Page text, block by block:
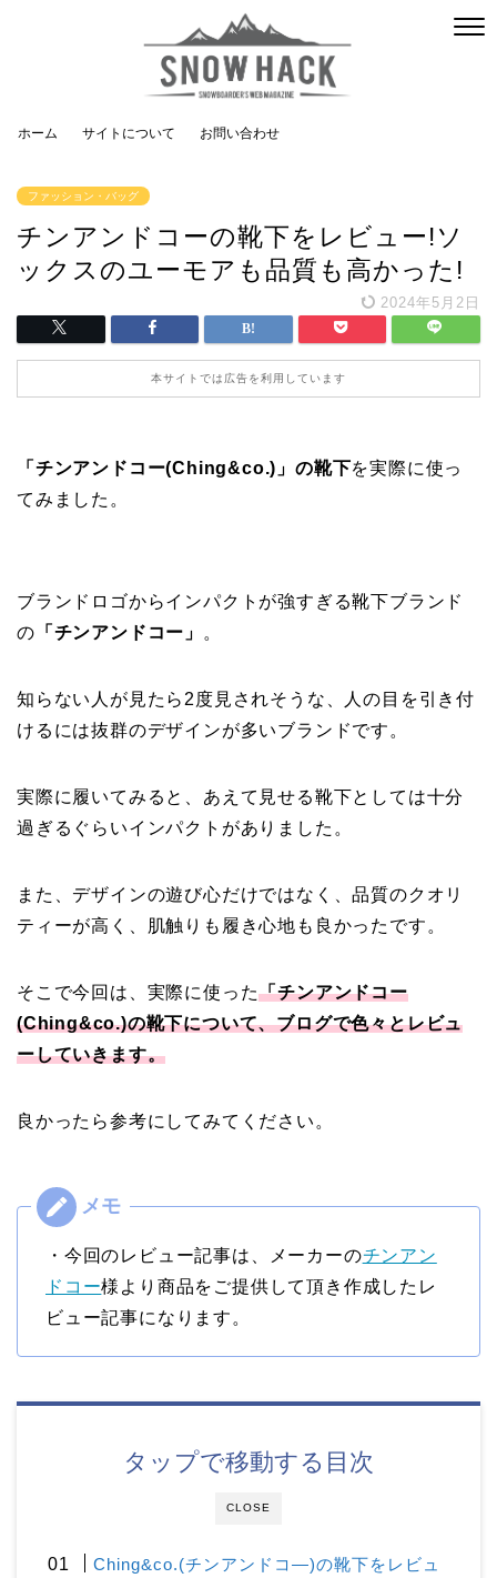
ホーム サイトについて お問い合わせ
ファッション・バッグ
チンアンドコーの靴下をレビュー!ソ
ックスのユーモアも品質も高かった!
2024年5月2日
本サイトでは広告を利用しています
「チンアンドコー(Ching&co.)」の靴下を実際に使っ
てみました。
ブランドロゴからインパクトが強すぎる靴下ブランド
の 「チンアンドコー」 。
知らない人が見たら2度見されそうな、人の目を引き付
けるには抜群のデザインが多いブランドです。
実際に履いてみると、あえて見せる靴下としては十分
過ぎるぐらいインパクトがありました。
また、デザインの遊び心だけではなく、品質のクオリ
ティーが高く、肌触りも履き心地も良かったです。
そこで今回は、実際に使った「チンアンドコー
(Ching&co.)の靴下について、ブログで色々とレビュ
ーしていきます。
良かったら参考にしてみてください。
・今回のレビュー記事は、メーカーのチンアン
ドコー様より商品をご提供して頂き作成したレ
ビュー記事になります。
CLOSE
タップで移動する目次
Ching&co.(チンアンドコ―)の靴下をレビュ